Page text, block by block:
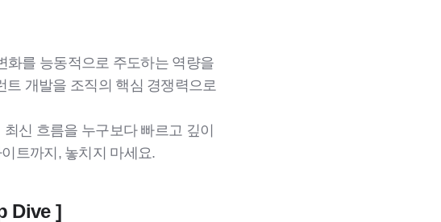
화를 능동적으로 주도하는 역량을
트 개발을 조직의 핵심 경쟁력으로
신 흐름을 누구보다 빠르고 깊이
트까지, 놓치지 마세요.
Dive ]